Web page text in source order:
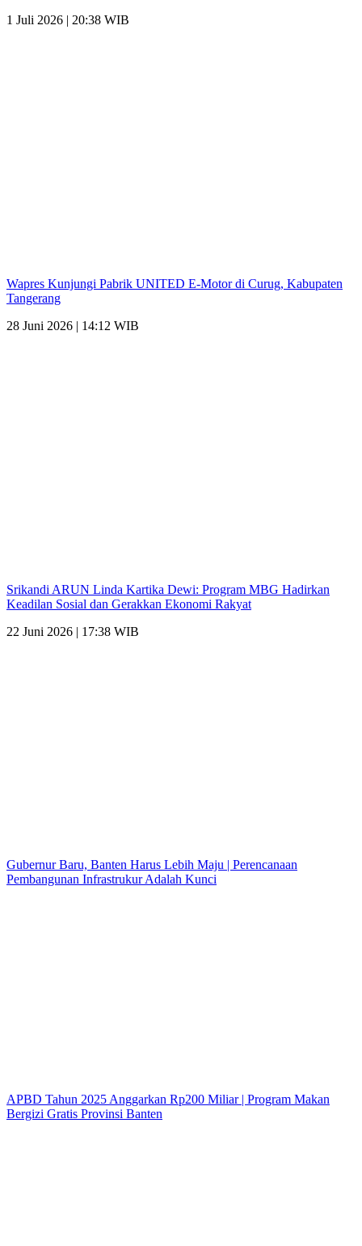
1 Juli 2026 | 20:38 WIB
Wapres Kunjungi Pabrik UNITED E-Motor di Curug, Kabupaten
Tangerang
28 Juni 2026 | 14:12 WIB
Srikandi ARUN Linda Kartika Dewi: Program MBG Hadirkan
Keadilan Sosial dan Gerakkan Ekonomi Rakyat
22 Juni 2026 | 17:38 WIB
Gubernur Baru, Banten Harus Lebih Maju | Perencanaan
Pembangunan Infrastrukur Adalah Kunci
APBD Tahun 2025 Anggarkan Rp200 Miliar | Program Makan
Bergizi Gratis Provinsi Banten